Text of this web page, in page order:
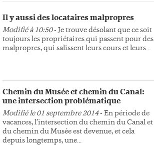
Il y aussi des locataires malpropres
Modifié à 10:50- Je trouve désolant que ce soit
toujours les propriétaires qui passent pour des
malpropres, qui salissent leurs cours et leurs...
Chemin du Musée et chemin du Canal:
une intersection problématique
Modifié le 01 septembre 2014- En période de
vacances, l’intersection du chemin du Canal et
du chemin du Musée est devenue, et cela
depuis longtemps, une...